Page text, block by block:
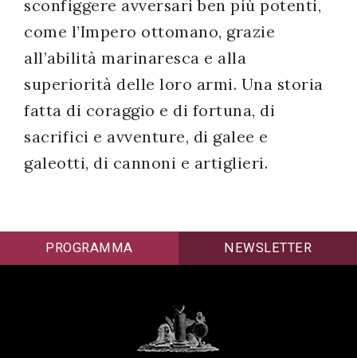
sconfiggere avversari ben più potenti,
come l’Impero ottomano, grazie
all’abilità marinaresca e alla
superiorità delle loro armi. Una storia
fatta di coraggio e di fortuna, di
sacrifici e avventure, di galee e
galeotti, di cannoni e artiglieri.
PROGRAMMA NEWSLETTER